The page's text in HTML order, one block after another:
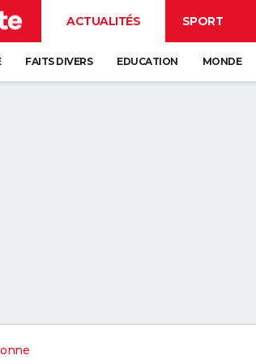
ACTUALITÉS SPORT
FAITS DIVERS EDUCATION MONDE